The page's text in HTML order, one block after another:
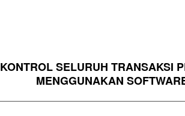
KONTROL SELURUH TRANSAKSI
MENGGUNAKAN